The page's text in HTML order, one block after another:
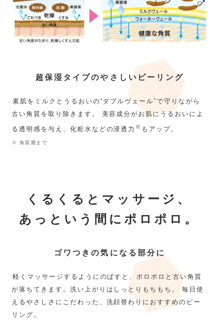
超保湿タイプのやさしいピーリング
素肌をミルクとうるおいの“ダブルヴェール”で守りながら
古い角質を取り除きます。 美容成分がお肌にうるおいによ
る透明感を与え、化粧水などの浸透力 ※ もアップ。
※ 角質層まで
くるくるとマッサージ、
あっという間にポロポロ。
ゴワつきの気になる部分に
軽くマッサージするようにのばすと、ポロポロと古い角質
が落ちてきます。洗い上がりはしっとりもちもち。 毎日使
えるやさしさにこだわった、洗顔替わりにおすすめのピー
リング。